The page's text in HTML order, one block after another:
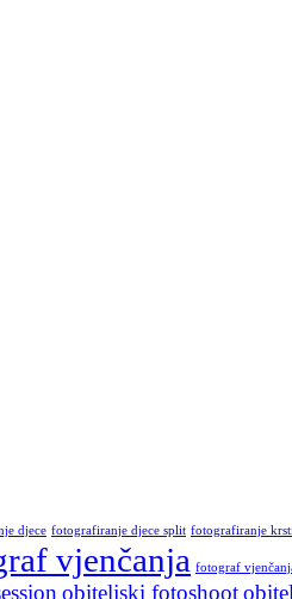
djece fotografiranje djece split fotografiranje
vjenčanja fotograf
obiteljski fotoshoot